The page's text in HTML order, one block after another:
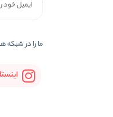
ما را در شبکه